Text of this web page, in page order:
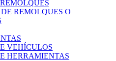
REMOLQUES O
VEHÍCULOS
HERRAMIENTAS